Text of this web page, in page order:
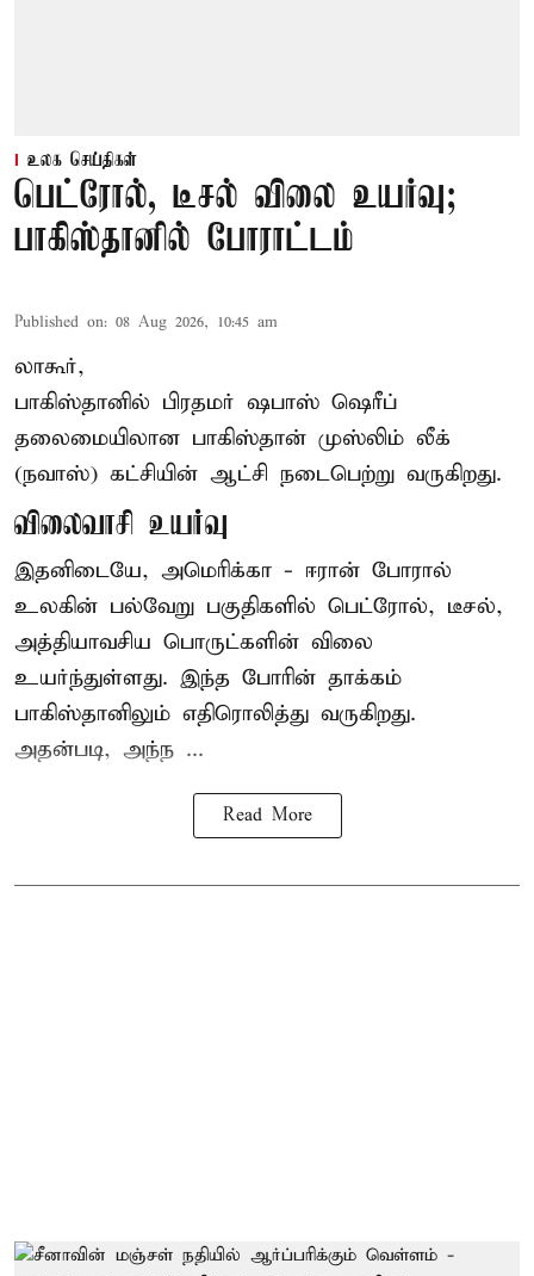
உலக செய்திகள்
பெட்ரோல், டீசல் விலை உயர்வு;
பாகிஸ்தானில் போராட்டம்
Published on: 08 Aug 2026, 10:45 am
லாகூர்,
பாகிஸ்தானில் பிரதமர் ஷபாஸ் ஷெரீப்
தலைமையிலான பாகிஸ்தான் முஸ்லிம் லீக்
(நவாஸ்) கட்சியின் ஆட்சி நடைபெற்று வருகிறது.
விலைவாசி உயர்வு
இதனிடையே, அமெரிக்கா - ஈரான் போரால்
உலகின் பல்வேறு பகுதிகளில் பெட்ரோல், டீசல்,
அத்தியாவசிய பொருட்களின் விலை
உயர்ந்துள்ளது. இந்த போரின் தாக்கம்
பாகிஸ்தானிலும் எதிரொலித்து வருகிறது.
அதன்படி, அந்ந ...
Read More